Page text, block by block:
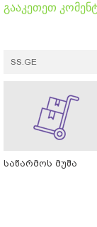
გააკეთეთ
SS.GE
საწარმოს მუშა